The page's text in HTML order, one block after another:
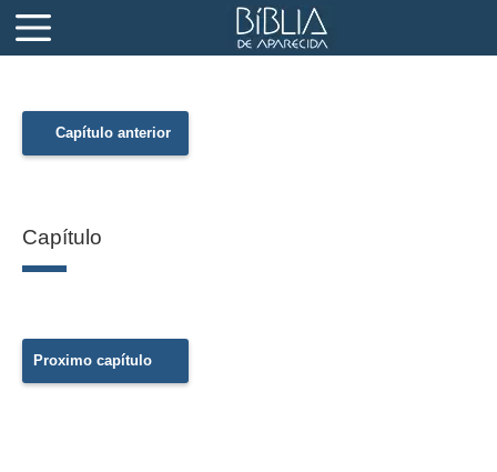
Capítulo anterior
Capítulo
Proximo capítulo